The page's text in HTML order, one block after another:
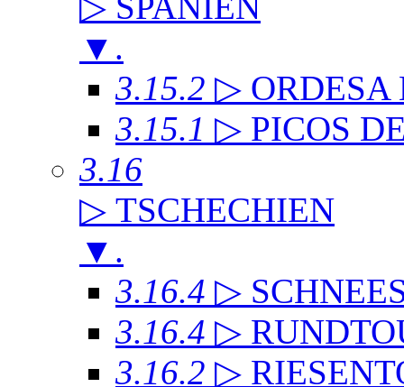
▼ .
3.15.2 ▷ ORDESA
3.15.1 ▷ PICOS
3.16
▷ TSCHECHIEN
▼ .
3.16.4 ▷
3.16.4 ▷
3.16.2 ▷